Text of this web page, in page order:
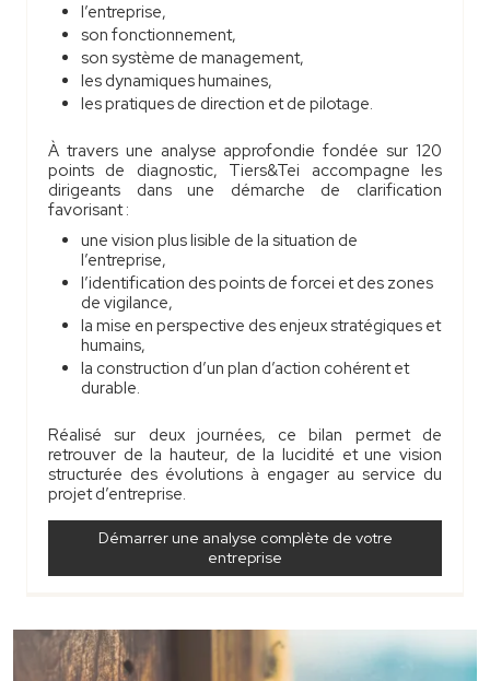
l’entreprise,
son fonctionnement,
son système de management,
les dynamiques humaines,
les pratiques de direction et de pilotage.
À travers une analyse approfondie fondée sur 120
points de diagnostic, Tiers&Tei accompagne les
dirigeants dans une démarche de clarification
favorisant :
une vision plus lisible de la situation de
l’entreprise,
l’identification des points de forcei et des zones
de vigilance,
la mise en perspective des enjeux stratégiques et
humains,
la construction d’un plan d’action cohérent et
durable.
Réalisé sur deux journées, ce bilan permet de
retrouver de la hauteur, de la lucidité et une vision
structurée des évolutions à engager au service du
projet d’entreprise.
Démarrer une analyse complète de votre
entreprise